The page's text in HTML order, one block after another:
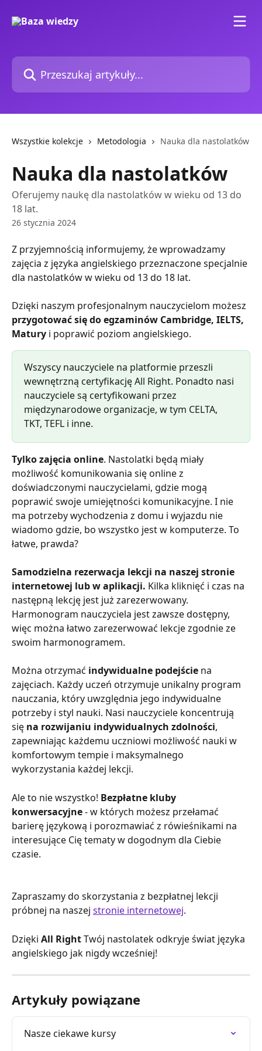
Przeszukaj artykuły...
Wszystkie kolekcje Metodologia Nauka dla nastolatków
Nauka dla nastolatków
Oferujemy naukę dla nastolatków w wieku od 13 do
18 lat.
26 stycznia 2024
Z przyjemnością informujemy, że wprowadzamy
zajęcia z języka angielskiego przeznaczone specjalnie
dla nastolatków w wieku od 13 do 18 lat.
Dzięki naszym profesjonalnym nauczycielom możesz
przygotować się do egzaminów Cambridge, IELTS,
Matury i poprawić poziom angielskiego.
Wszyscy nauczyciele na platformie przeszli
wewnętrzną certyfikację All Right. Ponadto nasi
nauczyciele są certyfikowani przez
międzynarodowe organizacje, w tym CELTA,
TKT, TEFL i inne.
Tylko zajęcia online. Nastolatki będą miały
możliwość komunikowania się online z
doświadczonymi nauczycielami, gdzie mogą
poprawić swoje umiejętności komunikacyjne. I nie
ma potrzeby wychodzenia z domu i wyjazdu nie
wiadomo gdzie, bo wszystko jest w komputerze. To
łatwe, prawda?
Samodzielna rezerwacja lekcji na naszej stronie
internetowej lub w aplikacji. Kilka kliknięć i czas na
następną lekcję jest już zarezerwowany.
Harmonogram nauczyciela jest zawsze dostępny,
więc można łatwo zarezerwować lekcje zgodnie ze
swoim harmonogramem.
Można otrzymać indywidualne podejście na
zajęciach. Każdy uczeń otrzymuje unikalny program
nauczania, który uwzględnia jego indywidualne
potrzeby i styl nauki. Nasi nauczyciele koncentrują
się na rozwijaniu indywidualnych zdolności,
zapewniając każdemu uczniowi możliwość nauki w
komfortowym tempie i maksymalnego
wykorzystania każdej lekcji.
Ale to nie wszystko! Bezpłatne kluby
konwersacyjne - w których możesz przełamać
barierę językową i porozmawiać z rówieśnikami na
interesujące Cię tematy w dogodnym dla Ciebie
czasie.
Zapraszamy do skorzystania z bezpłatnej lekcji
próbnej na naszej stronie internetowej.
Dzięki All Right Twój nastolatek odkryje świat języka
angielskiego jak nigdy wcześniej!
Artykuły powiązane
Nasze ciekawe kursy